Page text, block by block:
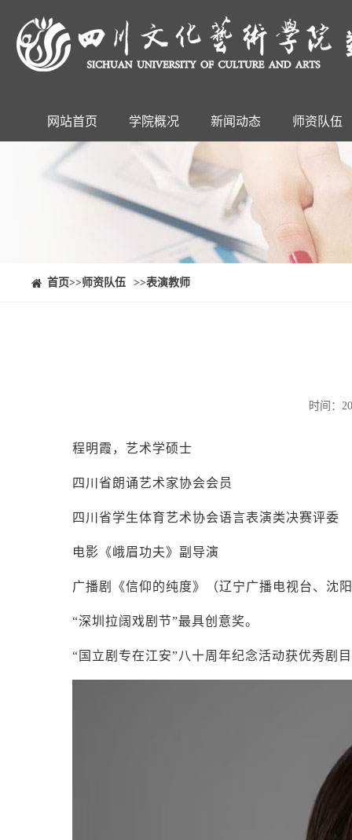
⠀⠀首页>>师资队伍 >>表演教师
时间：
程明霞，艺术学硕士
四川省朗诵艺术家协会会员
四川省学生体育艺术协会语言表演类决赛评委
电影《峨眉功夫》副导演
广播剧《信仰的纯度》（辽宁广播电视台、沈
“深圳拉阔戏剧节”最具创意奖。
“国立剧专在江安”八十周年纪念活动获优秀剧
网站首页 学院概况 新闻动态 师资队伍